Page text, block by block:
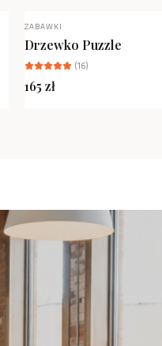
ZABAWKI
Drzewko Puzzle
(16)
165 zł